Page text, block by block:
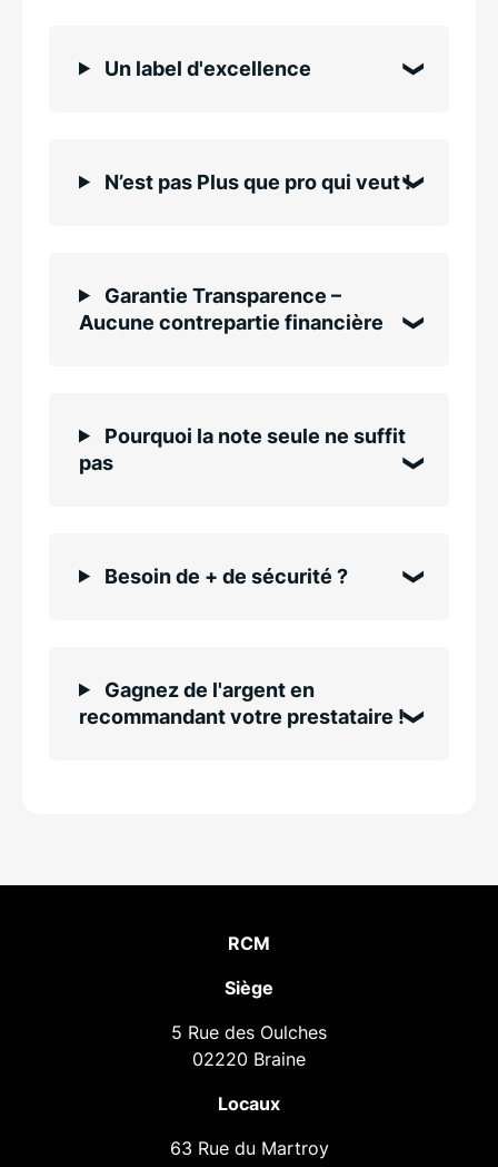
Un label d'excellence
N’est pas Plus que pro qui veut !
Garantie Transparence –
Aucune contrepartie financière
Pourquoi la note seule ne suffit
pas
Besoin de + de sécurité ?
Gagnez de l'argent en
recommandant votre prestataire !
RCM
Siège
5 Rue des Oulches
02220 Braine
Locaux
63 Rue du Martroy